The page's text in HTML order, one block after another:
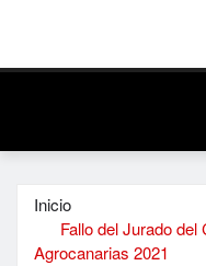
Inicio
Fallo del Jurado
Agrocanarias 2021